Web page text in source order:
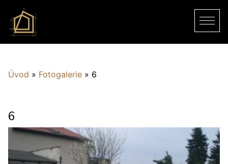
Úvod » Fotogalerie » 6
6